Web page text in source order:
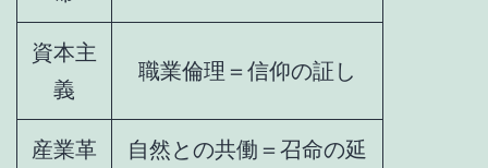
資本主
義
職業倫理＝信仰の証し
産業革
自然との共働＝召命の延